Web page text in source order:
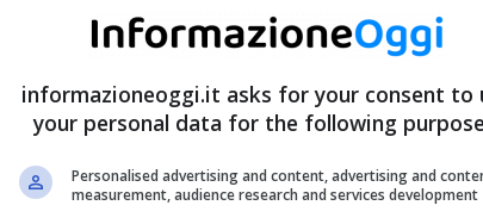
informazioneoggi.it asks for your consent to
your personal data for the following
Personalised advertising and content, advertising and
measurement, audience research and services development